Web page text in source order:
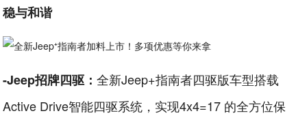
稳与和谐
-Jeep招牌四驱：全新Jeep+指南者四驱版车型搭载
Active Drive智能四驱系统，实现4x4=17 的全方位保